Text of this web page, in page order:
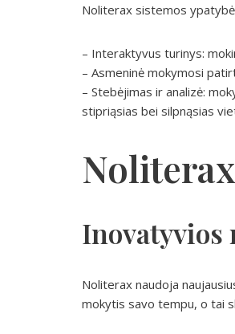
Noliterax sistemos
– Interaktyvus turinys:
– Asmeninė mokymosi
– Stebėjimas ir analizė:
stipriąsias bei silpnąsias
Inovatyvios
Noliterax naudoja
mokytis savo tempu, o tai